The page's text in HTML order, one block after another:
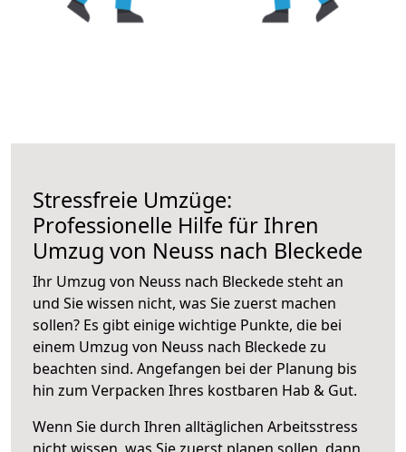
Stressfreie Umzüge:
Professionelle Hilfe für Ihren
Umzug von Neuss nach Bleckede
Ihr Umzug von Neuss nach Bleckede steht an
und Sie wissen nicht, was Sie zuerst machen
sollen? Es gibt einige wichtige Punkte, die bei
einem Umzug von Neuss nach Bleckede zu
beachten sind. Angefangen bei der Planung bis
hin zum Verpacken Ihres kostbaren Hab & Gut.
Wenn Sie durch Ihren alltäglichen Arbeitsstress